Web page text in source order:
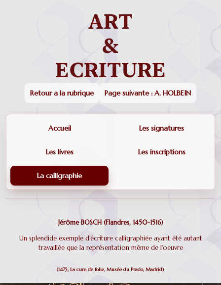
Retour a la rubrique Page suivante : A. HOLBEIN
Accueil Les signatures
Les livres Les inscriptions
La calligraphie
Jérôme BOSCH (Flandres, 1450-1516)
Un splendide exemple d'écriture calligraphiée ayant été autant
travaillée que la représentation même de l'oeuvre
(1475, La cure de folie, Musée du Prado, Madrid)